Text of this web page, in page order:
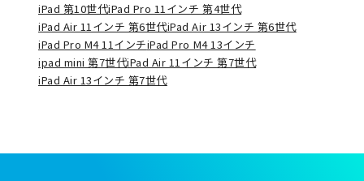
iPad 第10世代iPad Pro 11インチ 第4世代
iPad Air 11インチ 第6世代iPad Air 13インチ 第6世代
iPad Pro M4 11インチiPad Pro M4 13インチ
ipad mini 第7世代iPad Air 11インチ 第7世代
iPad Air 13インチ 第7世代